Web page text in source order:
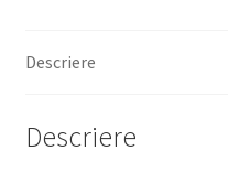
Descriere
Descriere